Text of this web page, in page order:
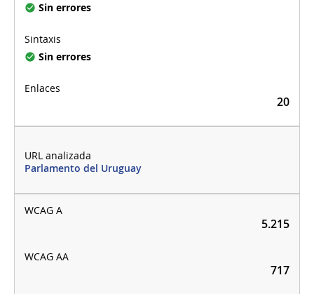
Sin errores
Sin errores
20
Parlamento del Uruguay
5.215
717